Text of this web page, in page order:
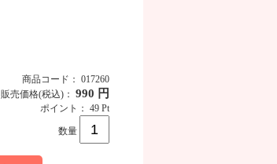
商品コード： 017260
販売価格(税込)： 990 円
ポイント： 49 Pt
数量